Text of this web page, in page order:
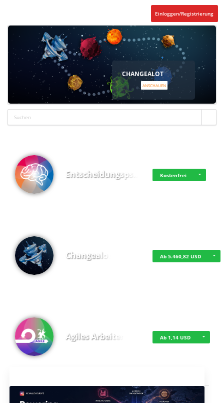
Einloggen/Registrierung
CHANGEALOT
ANSCHAUEN
Entscheidungsps… Kostenfrei
Changealot Ab 5.460,82 USD
Agiles Arbeiten Ab 1,14 USD